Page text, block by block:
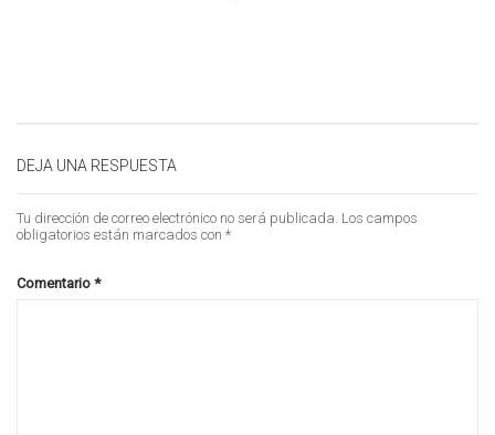
DEJA UNA RESPUESTA
Tu dirección de correo electrónico no será publicada. Los campos
obligatorios están marcados con *
Comentario *